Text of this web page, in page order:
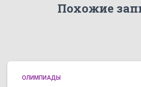
Похожие
ОЛИМПИАДЫ